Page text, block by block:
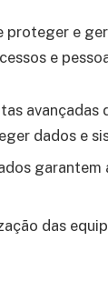
proteger e
e
dados e
garantem
das